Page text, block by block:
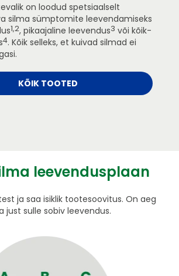
on loodud spetsiaalselt
silma sümptomite leevendamiseks
1,2, pikaajaline leevendus3 või kõik-
4. Kõik selleks, et kuivad silmad ei
KÕIK TOOTED
leevendusplaan
ja saa isiklik tootesoovitus. On aeg
just sulle sobiv leevendus.